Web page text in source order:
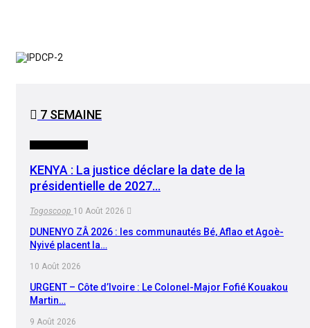
7 SEMAINE
KENYA : La justice déclare la date de la
présidentielle de 2027…
Togoscoop 10 Août 2026
DUNENYO ZÂ 2026 : les communautés Bé, Aflao et Agoè-
Nyivé placent la…
10 Août 2026
URGENT – Côte d’Ivoire : Le Colonel-Major Fofié Kouakou
Martin…
9 Août 2026